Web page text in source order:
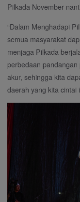
Pilkada November
“Dalam Menghadapi
semua masyarakat
menjaga Pilkada
perbedaan
akur, sehingga kita
daerah yang kita cintai